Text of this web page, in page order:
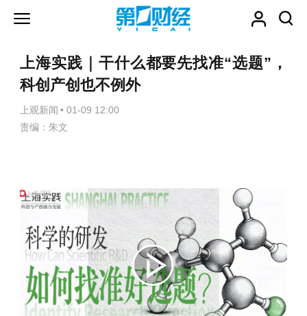
上海实践｜干什么都要先找准“选题”，
科创产创也不例外
上观新闻 • 01-09 12:00
责编：朱文